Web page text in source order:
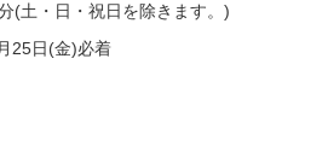
(土・日・祝日を除きます。)
25日(金)必着